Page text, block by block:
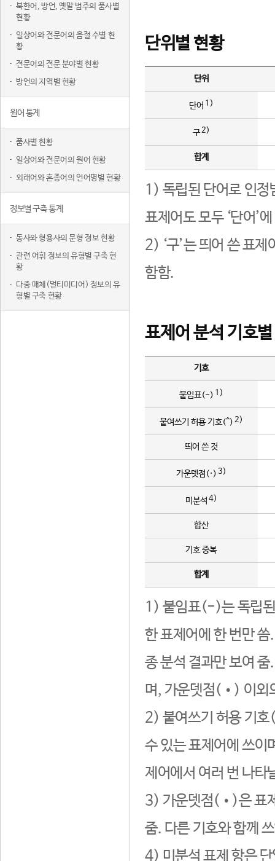
북한어, 방언, 옛말 범주의 품사별
현황
일상어와 전문어의 음절 수별 현
황
전문어의 전문 분야별 현황
방언의 지역별 현황
원어 통계
품사별 현황
일상어와 전문어의 원어 현황
외래어와 혼종어의 언어명별 현황
정보별 구축 통계
동사와 형용사의 문형 정보 현황
관련 어휘 정보의 유형별 구축 현
황
다중 매체(멀티미디어) 정보의 유
형별 구축 현황
단위별 현황
단위
단어 1)
구2)
합계
1) 독립된 단어로 인정
표제어도 모두 ‘단어’
2) ‘구’는 띄어 쓴 표
함함.
표제어 분석 기호
기호
붙임표(-) 1)
붙여쓰기 허용 기호(^) 2)
띄어 쓴 것
가운뎃점(·) 3)
미분석 4)
합산
기호 중복
합계
1) 붙임표(-)는 독립된
한 표제어에 한 번만
종 분석 결과만 보여
며, 가운뎃점(•) 이외
2) 붙여쓰기 허용 기호
수 있는 표제어에 쓰이
제어에서 여러 번 나타
3) 가운뎃점(•)은 표
줌. 다른 기호와 함께
4) 미분석 표제 항은